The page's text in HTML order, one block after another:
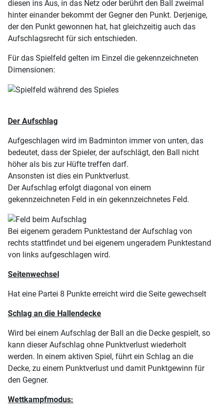
diesen ins Aus, in das Netz oder berührt den Ball zweimal
hinter einander bekommt der Gegner den Punkt. Derjenige,
der den Punkt gewonnen hat, hat gleichzeitig auch das
Aufschlagsrecht für sich entschieden.
Für das Spielfeld gelten im Einzel die gekennzeichneten
Dimensionen:
Der Aufschlag
Aufgeschlagen wird im Badminton immer von unten, das
bedeutet, dass der Spieler, der aufschlägt, den Ball nicht
höher als bis zur Hüfte treffen darf.
Ansonsten ist dies ein Punktverlust.
Der Aufschlag erfolgt diagonal von einem
gekennzeichneten Feld in ein gekennzeichnetes Feld.
Bei eigenem geradem Punktestand der Aufschlag von
rechts stattfindet und bei eigenem ungeradem Punktestand
von links aufgeschlagen wird.
Seitenwechsel
Hat eine Partei 8 Punkte erreicht wird die Seite gewechselt
Schlag an die Hallendecke
Wird bei einem Aufschlag der Ball an die Decke gespielt, so
kann dieser Aufschlag ohne Punktverlust wiederholt
werden. In einem aktiven Spiel, führt ein Schlag an die
Decke, zu einem Punktverlust und damit Punktgewinn für
den Gegner.
Wettkampfmodus: